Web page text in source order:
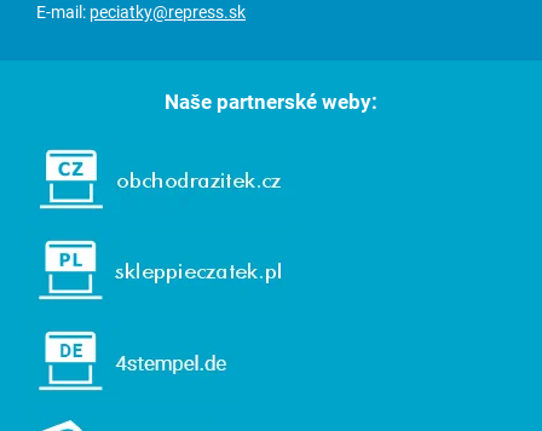
E-mail: peciatky@repress.sk
Naše partnerské weby: